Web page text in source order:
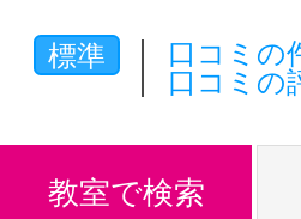
標準
口コミの
口コミの
教室で検索